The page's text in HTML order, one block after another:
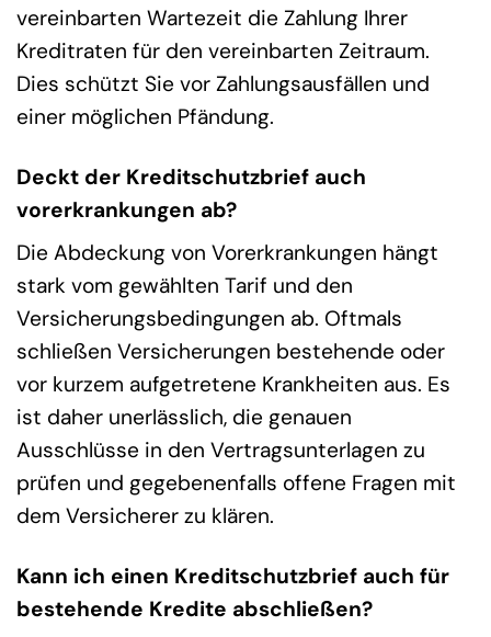
vereinbarten Wartezeit die Zahlung Ihrer
Kreditraten für den vereinbarten Zeitraum.
Dies schützt Sie vor Zahlungsausfällen und
einer möglichen Pfändung.
Deckt der Kreditschutzbrief auch
vorerkrankungen ab?
Die Abdeckung von Vorerkrankungen hängt
stark vom gewählten Tarif und den
Versicherungsbedingungen ab. Oftmals
schließen Versicherungen bestehende oder
vor kurzem aufgetretene Krankheiten aus. Es
ist daher unerlässlich, die genauen
Ausschlüsse in den Vertragsunterlagen zu
prüfen und gegebenenfalls offene Fragen mit
dem Versicherer zu klären.
Kann ich einen Kreditschutzbrief auch für
bestehende Kredite abschließen?